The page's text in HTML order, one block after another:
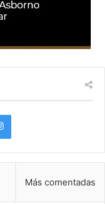
Más comentadas